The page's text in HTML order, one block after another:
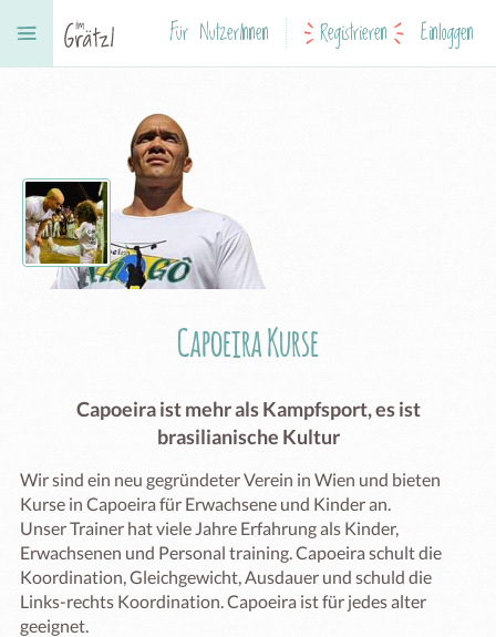
Für NutzerInnen Registrieren Einloggen
Capoeira Kurse
Capoeira ist mehr als Kampfsport, es ist
brasilianische Kultur
Wir sind ein neu gegründeter Verein in Wien und bieten
Kurse in Capoeira für Erwachsene und Kinder an.
Unser Trainer hat viele Jahre Erfahrung als Kinder,
Erwachsenen und Personal training. Capoeira schult die
Koordination, Gleichgewicht, Ausdauer und schuld die
Links-rechts Koordination. Capoeira ist für jedes alter
geeignet.